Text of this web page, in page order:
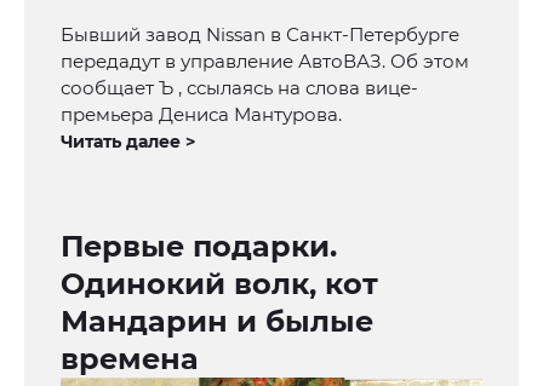
Бывший завод Nissan в Санкт-Петербурге
передадут в управление АвтоВАЗ. Об этом
сообщает Ъ , ссылаясь на слова вице-
премьера Дениса Мантурова.
Читать далее >
Первые подарки.
Одинокий волк, кот
Мандарин и былые
времена